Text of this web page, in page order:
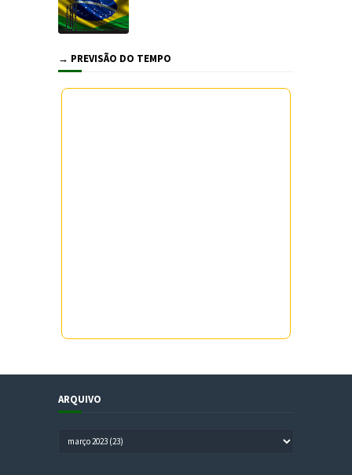
→ PREVISÃO DO TEMPO
ARQUIVO